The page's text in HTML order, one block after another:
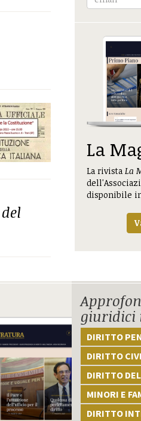
La
La rivista La
disponibile
giuridici
DIRITTO
DIRITTO
DIRITTO
MINORI E
DIRITTO